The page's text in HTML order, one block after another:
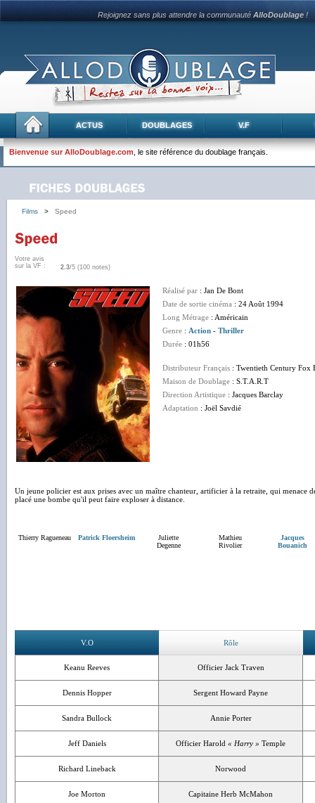
Rejoignez sans plus attendre la communautéAlloDoublage !
ACTUS DOUBLAGES V.F
Bienvenue sur AlloDoublage.com , le site référence du doublage français.
Films > Speed
Votre avis
sur la VF :
2.3/5 (100 notes)
Réalisé par : Jan De Bont
Date de sortie cinéma : 24 Août 1994
Long Métrage : Américain
Genre : Action - Thriller
Durée : 01h56
Distributeur Français : Twentieth Century Fox
Maison de Doublage : S.T.A.R.T
Direction Artistique : Jacques Barclay
Adaptation : Joël Savdié
Un jeune policier est aux prises avec un maître chanteur, artificier à la retraite, qui menace
placé une bombe qu'il peut faire exploser à distance.
Thierry Ragueneau Patrick Floersheim
Juliette
Degenne
Mathieu
Rivolier
Jacques
Bouanich
V.O Rôle
Keanu Reeves Officier Jack Traven
Dennis Hopper Sergent Howard Payne
Sandra Bullock Annie Porter
Jeff Daniels Officier Harold « Harry » Temple
Richard Lineback Norwood
Joe Morton Capitaine Herb McMahon